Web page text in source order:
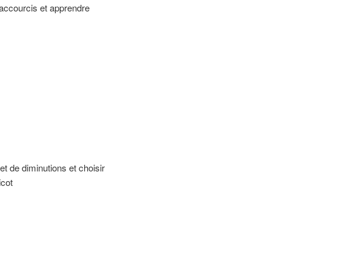
et apprendre
de diminutions et choisir